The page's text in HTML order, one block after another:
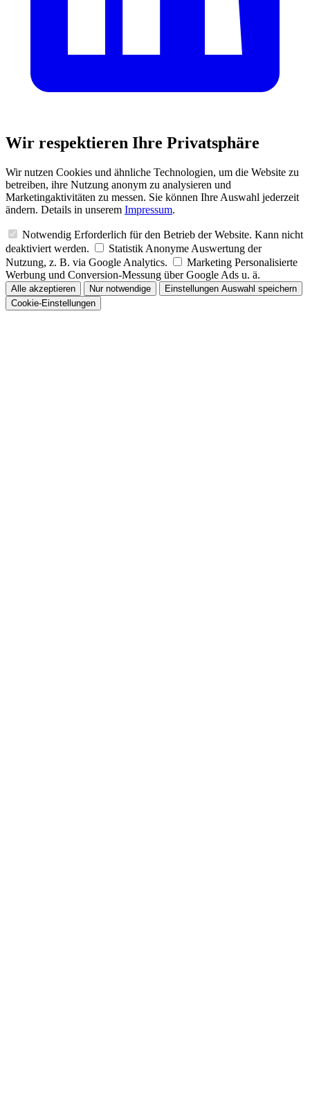
Wir respektieren Ihre Privatsphäre
Wir nutzen Cookies und ähnliche Technologien, um die Website zu
betreiben, ihre Nutzung anonym zu analysieren und
Marketingaktivitäten zu messen. Sie können Ihre Auswahl jederzeit
ändern. Details in unserem Impressum.
Notwendig Erforderlich für den Betrieb der Website. Kann nicht
deaktiviert werden.
Statistik Anonyme Auswertung der
Nutzung, z. B. via Google Analytics.
Marketing Personalisierte
Werbung und Conversion-Messung über Google Ads u. ä.
Alle akzeptieren Nur notwendige Einstellungen Auswahl speichern
Cookie-Einstellungen